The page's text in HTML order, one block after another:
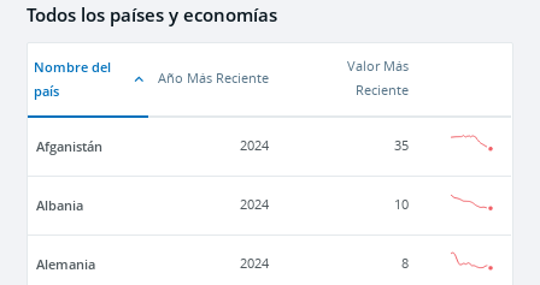
Todos los países y economías
Nombre del
país
Año Más Reciente
Valor Más
Reciente
Afganistán 2024 35
Albania 2024 10
Alemania 2024 8